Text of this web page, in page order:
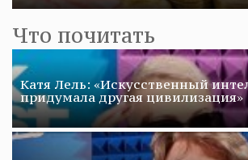
Что почитать
Катя Лель: «Искусственный
придумала другая цивилизация»